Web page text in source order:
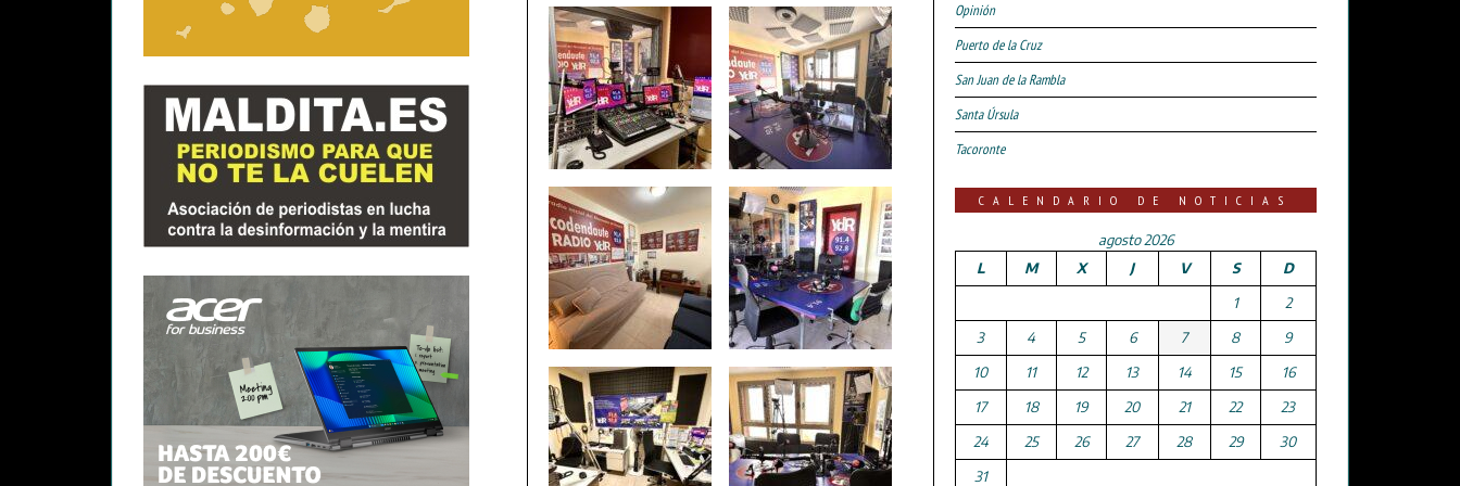
Opinión
Puerto de la Cruz
San Juan de la Rambla
Santa Úrsula
Tacoronte
CALENDARIO DE NOTICIAS
agosto 2026
L
M X J V S
D
1
2
3
4 5 6 7 8
9
10
11 12 13 14 15
16
17
18 19 20 21 22
23
24
25 26 27 28 29
30
31